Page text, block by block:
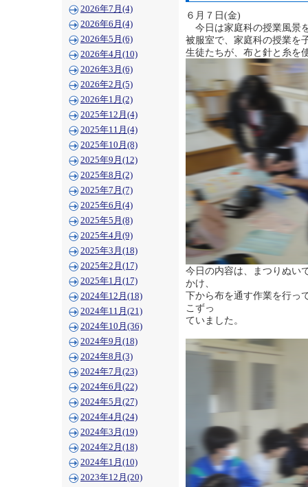
2026年7月(4)
2026年6月(4)
2026年5月(6)
2026年4月(10)
2026年3月(6)
2026年2月(5)
2026年1月(2)
2025年12月(4)
2025年11月(4)
2025年10月(8)
2025年9月(12)
2025年8月(2)
2025年7月(7)
2025年6月(4)
2025年5月(8)
2025年4月(9)
2025年3月(18)
2025年2月(17)
2025年1月(17)
2024年12月(18)
2024年11月(21)
2024年10月(36)
2024年9月(18)
2024年8月(3)
2024年7月(23)
2024年6月(22)
2024年5月(27)
2024年4月(24)
2024年3月(19)
2024年2月(18)
2024年1月(10)
2023年12月(20)
６月７日(金)
今日は家庭科の授業風景
被服室で、家庭科の授業を
生徒たちが、布と針と糸を
今日の内容は、まつりぬい
かけ、
下から布を通す作業を行っ
こずっ
ていました。